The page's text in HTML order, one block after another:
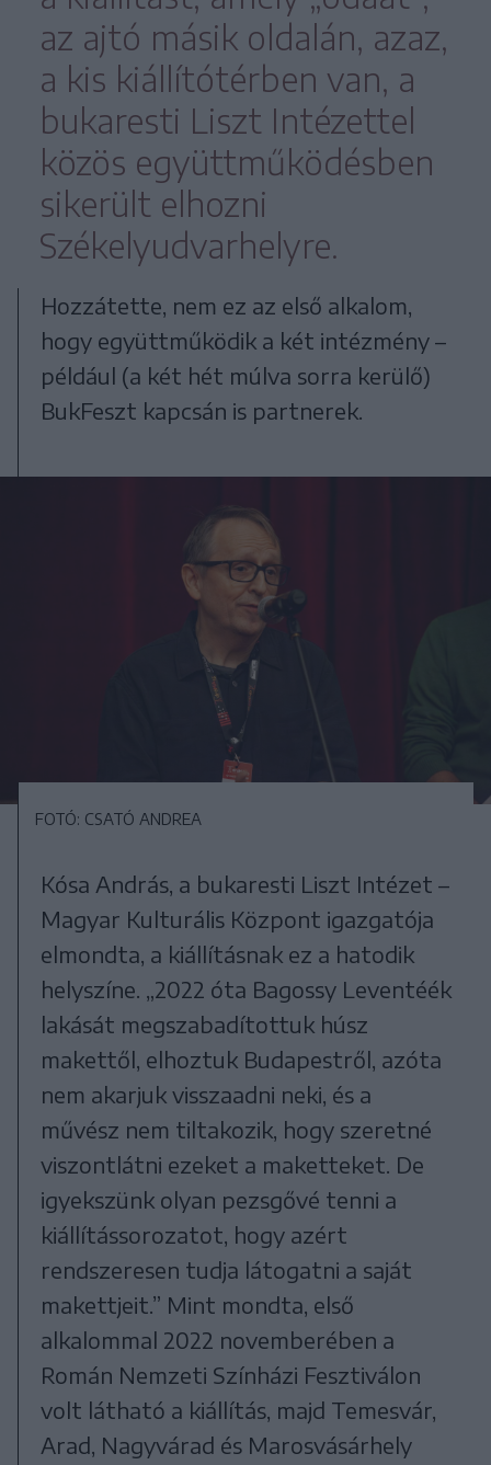
az ajtó másik oldalán, azaz,
a kis kiállítótérben van, a
bukaresti Liszt Intézettel
közös együttműködésben
sikerült elhozni
Székelyudvarhelyre.
Hozzátette, nem ez az első alkalom,
hogy együttműködik a két intézmény –
például (a két hét múlva sorra kerülő)
BukFeszt kapcsán is partnerek.
FOTÓ: CSATÓ ANDREA
Kósa András, a bukaresti Liszt Intézet –
Magyar Kulturális Központ igazgatója
elmondta, a kiállításnak ez a hatodik
helyszíne. „2022 óta Bagossy Leventéék
lakását megszabadítottuk húsz
makettől, elhoztuk Budapestről, azóta
nem akarjuk visszaadni neki, és a
művész nem tiltakozik, hogy szeretné
viszontlátni ezeket a maketteket. De
igyekszünk olyan pezsgővé tenni a
kiállítássorozatot, hogy azért
rendszeresen tudja látogatni a saját
makettjeit.” Mint mondta, első
alkalommal 2022 novemberében a
Román Nemzeti Színházi Fesztiválon
volt látható a kiállítás, majd Temesvár,
Arad, Nagyvárad és Marosvásárhely